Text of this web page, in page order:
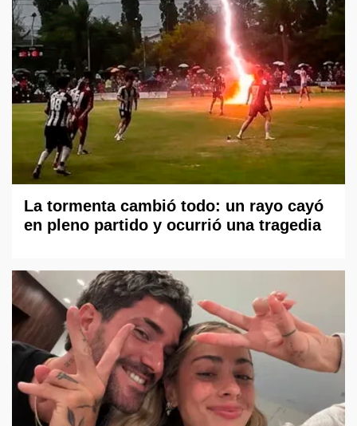
La tormenta cambió todo: un rayo cayó
en pleno partido y ocurrió una tragedia